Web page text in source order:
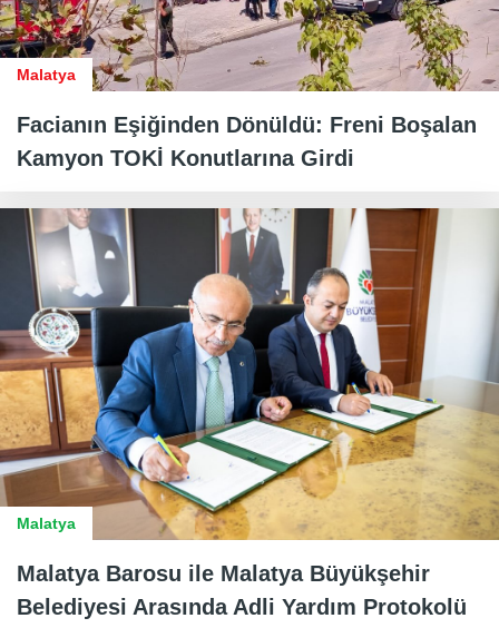
Malatya
Facianın Eşiğinden Dönüldü: Freni Boşalan
Kamyon TOKİ Konutlarına Girdi
Malatya
Malatya Barosu ile Malatya Büyükşehir
Belediyesi Arasında Adli Yardım Protokolü